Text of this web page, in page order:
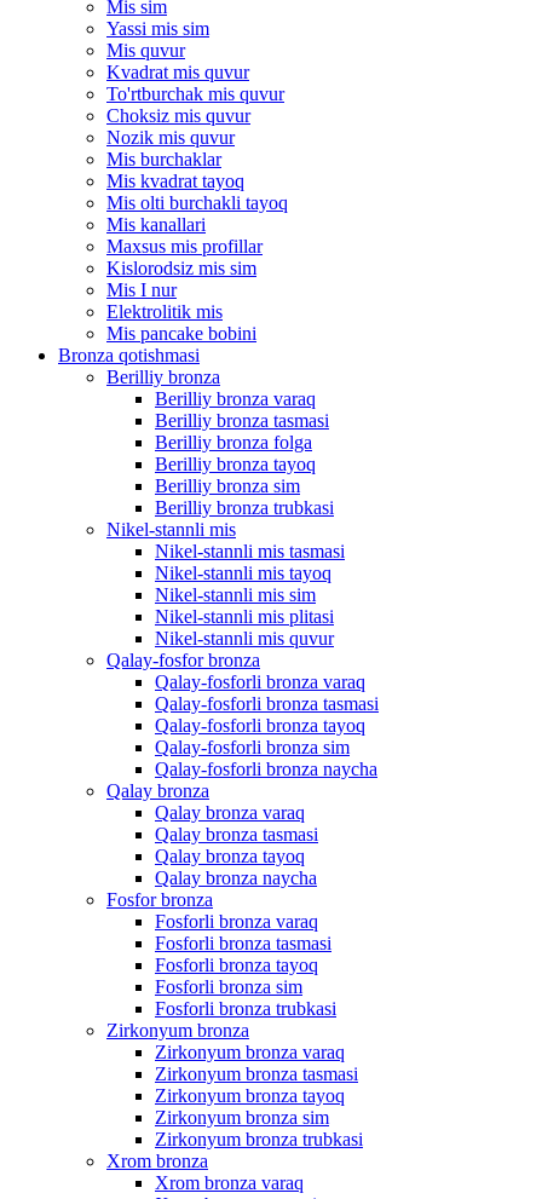
Mis sim
Yassi mis sim
Mis quvur
Kvadrat mis quvur
To'rtburchak mis quvur
Choksiz mis quvur
Nozik mis quvur
Mis burchaklar
Mis kvadrat tayoq
Mis olti burchakli tayoq
Mis kanallari
Maxsus mis profillar
Kislorodsiz mis sim
Mis I nur
Elektrolitik mis
Mis pancake bobini
Bronza qotishmasi
Berilliy bronza
Berilliy bronza varaq
Berilliy bronza tasmasi
Berilliy bronza folga
Berilliy bronza tayoq
Berilliy bronza sim
Berilliy bronza trubkasi
Nikel-stannli mis
Nikel-stannli mis tasmasi
Nikel-stannli mis tayoq
Nikel-stannli mis sim
Nikel-stannli mis plitasi
Nikel-stannli mis quvur
Qalay-fosfor bronza
Qalay-fosforli bronza varaq
Qalay-fosforli bronza tasmasi
Qalay-fosforli bronza tayoq
Qalay-fosforli bronza sim
Qalay-fosforli bronza naycha
Qalay bronza
Qalay bronza varaq
Qalay bronza tasmasi
Qalay bronza tayoq
Qalay bronza naycha
Fosfor bronza
Fosforli bronza varaq
Fosforli bronza tasmasi
Fosforli bronza tayoq
Fosforli bronza sim
Fosforli bronza trubkasi
Zirkonyum bronza
Zirkonyum bronza varaq
Zirkonyum bronza tasmasi
Zirkonyum bronza tayoq
Zirkonyum bronza sim
Zirkonyum bronza trubkasi
Xrom bronza
Xrom bronza varaq